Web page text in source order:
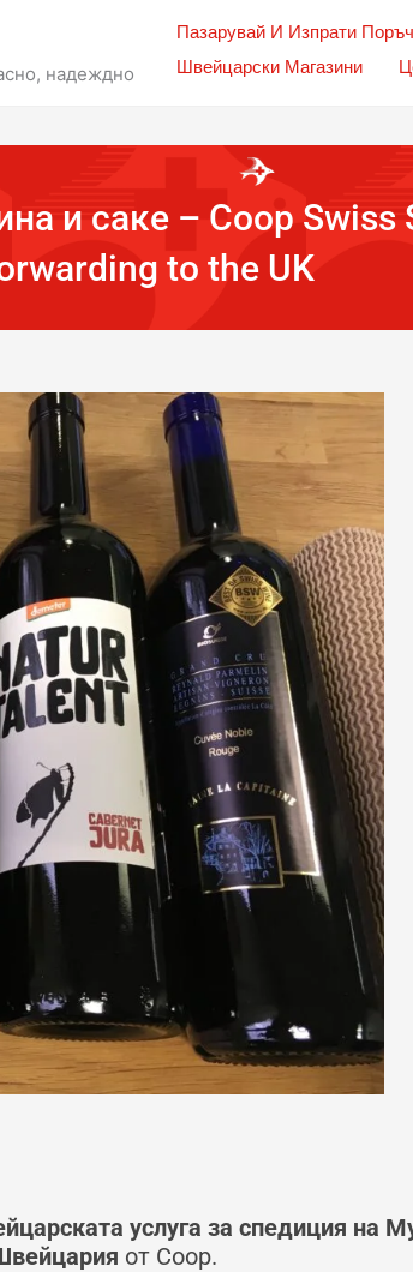
надеждно
Пазарувай И Изпрати
Швейцарски Магазини
и саке – Coop Swiss
to the UK
услуга за спедиция на
от Coop.